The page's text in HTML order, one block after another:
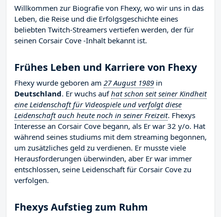
Willkommen zur Biografie von Fhexy, wo wir uns in das
Leben, die Reise und die Erfolgsgeschichte eines
beliebten Twitch-Streamers vertiefen werden, der für
seinen Corsair Cove -Inhalt bekannt ist.
Frühes Leben und Karriere von Fhexy
Fhexy wurde geboren am 27 August 1989 in
Deutschland. Er wuchs aufhat schon seit seiner Kindheit
eine Leidenschaft für Videospiele und verfolgt diese
Leidenschaft auch heute noch in seiner Freizeit. Fhexys
Interesse an Corsair Cove begann, als Er war 32 y/o. Hat
während seines studiums mit dem streaming begonnen,
um zusätzliches geld zu verdienen. Er musste viele
Herausforderungen überwinden, aber Er war immer
entschlossen, seine Leidenschaft für Corsair Cove zu
verfolgen.
Fhexys Aufstieg zum Ruhm